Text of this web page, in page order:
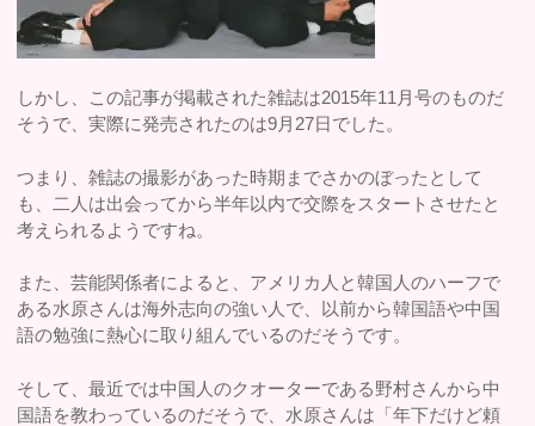
しかし、この記事が掲載された雑誌は2015年11月号のものだ
そうで、実際に発売されたのは9月27日でした。
つまり、雑誌の撮影があった時期までさかのぼったとして
も、二人は出会ってから半年以内で交際をスタートさせたと
考えられるようですね。
また、芸能関係者によると、アメリカ人と韓国人のハーフで
ある水原さんは海外志向の強い人で、以前から韓国語や中国
語の勉強に熱心に取り組んでいるのだそうです。
そして、最近では中国人のクオーターである野村さんから中
国語を教わっているのだそうで、水原さんは「年下だけど頼